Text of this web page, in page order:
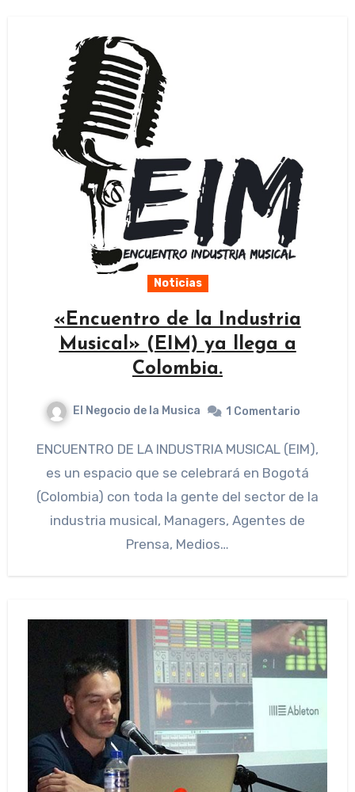
Noticias
«Encuentro de la Industria
Musical» (EIM) ya llega a
Colombia.
El Negocio de la Musica 1 Comentario
ENCUENTRO DE LA INDUSTRIA MUSICAL (EIM),
es un espacio que se celebrará en Bogotá
(Colombia) con toda la gente del sector de la
industria musical, Managers, Agentes de
Prensa, Medios…